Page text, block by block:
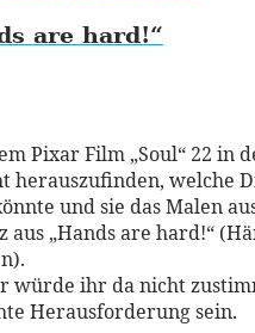
are hard!“
Pixar Film „Soul“ 22 in
herauszufinden, welche
und sie das Malen
aus „Hands are hard!“
würde ihr da nicht
Herausforderung sein.